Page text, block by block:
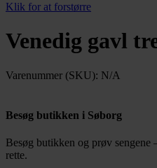
Klik for at forstørre
Venedig gavl
Varenummer (SKU): N/A
Besøg butikken i Søborg
Besøg butikken og prøv
rette.